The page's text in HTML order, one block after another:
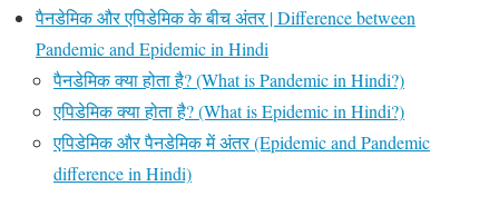
पैनडेमिक और एपिडेमिक के बीच अंतर | Difference between
Pandemic and Epidemic in Hindi
पैनडेमिक क्या होता है? (What is Pandemic in Hindi?)
एपिडेमिक क्या होता है? (What is Epidemic in Hindi?)
एपिडेमिक और पैनडेमिक में अंतर (Epidemic and Pandemic
difference in Hindi)